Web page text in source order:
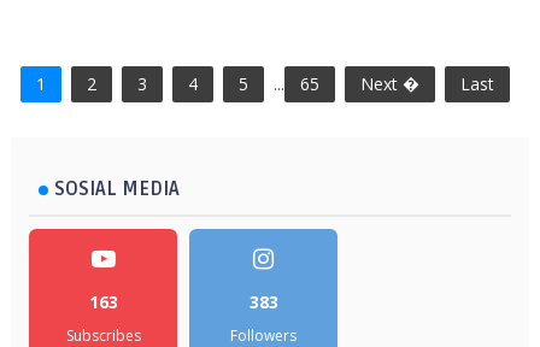
1 2 3 4 5 ... 65 Next � Last
SOSIAL MEDIA
163
Subscribes
383
Followers